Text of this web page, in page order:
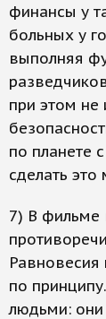
финансы у
больных у
выполняя
при этом не
по планете
сделать
7) В фильме
по
людьми: они